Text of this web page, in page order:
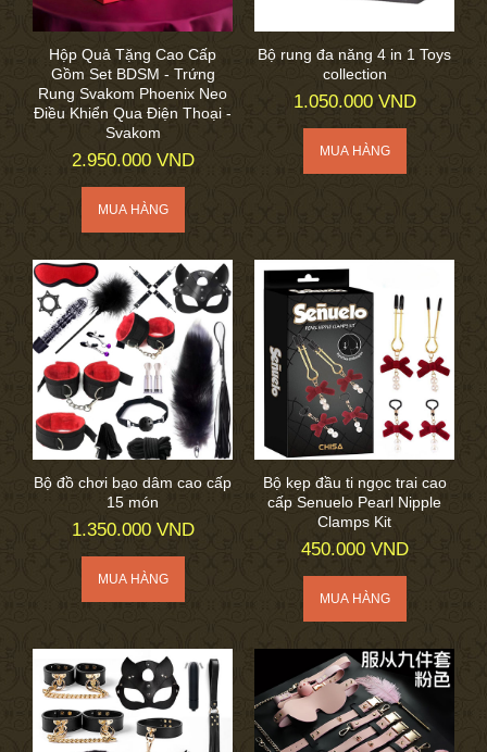
Hộp Quả Tặng Cao Cấp
Gồm Set BDSM - Trứng
Rung Svakom Phoenix Neo
Điều Khiển Qua Điện Thoại -
Svakom
2.950.000 VND
Bộ rung đa năng 4 in 1 Toys
collection
1.050.000 VND
Bộ đồ chơi bạo dâm cao cấp
15 món
1.350.000 VND
Bộ kẹp đầu ti ngọc trai cao
cấp Senuelo Pearl Nipple
Clamps Kit
450.000 VND